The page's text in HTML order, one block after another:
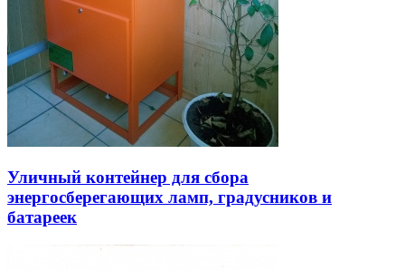
Уличный контейнер для сбора
энергосберегающих ламп, градусников и
батареек